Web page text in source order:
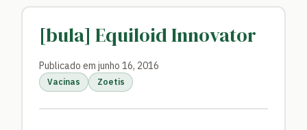
[bula] Equiloid Innovator
Publicado em junho 16, 2016
Vacinas Zoetis